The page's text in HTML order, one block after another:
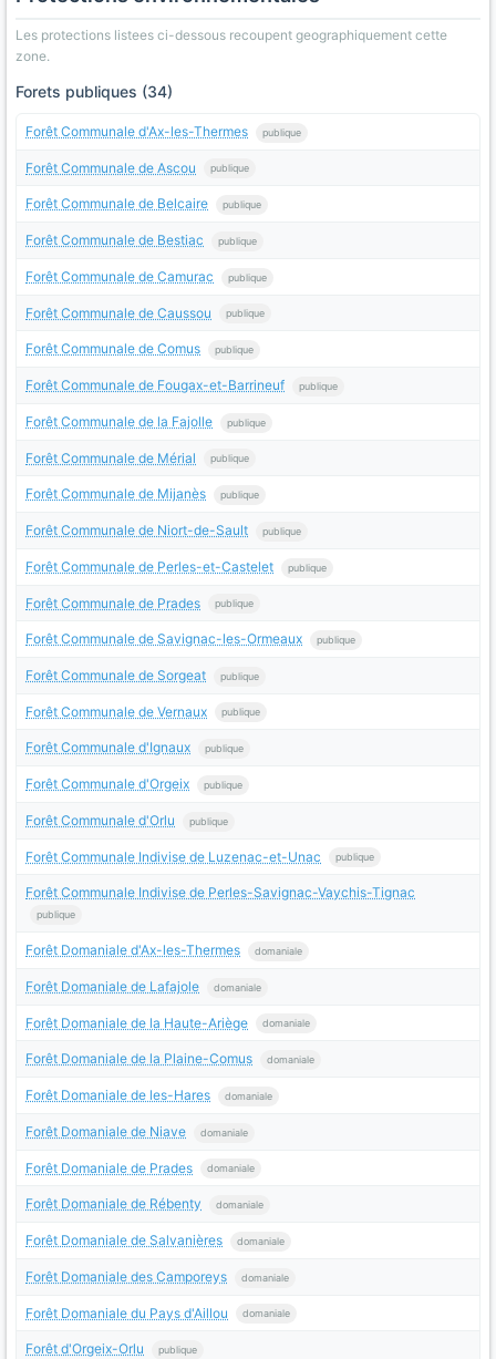
Les protections listees ci-dessous recoupent geographiquement cette
zone.
Forets publiques (34)
Forêt Communale d'Ax-les-Thermes publique
Forêt Communale de Ascou publique
Forêt Communale de Belcaire publique
Forêt Communale de Bestiac publique
Forêt Communale de Camurac publique
Forêt Communale de Caussou publique
Forêt Communale de Comus publique
Forêt Communale de Fougax-et-Barrineuf publique
Forêt Communale de la Fajolle publique
Forêt Communale de Mérial publique
Forêt Communale de Mijanès publique
Forêt Communale de Niort-de-Sault publique
Forêt Communale de Perles-et-Castelet publique
Forêt Communale de Prades publique
Forêt Communale de Savignac-les-Ormeaux publique
Forêt Communale de Sorgeat publique
Forêt Communale de Vernaux publique
Forêt Communale d'Ignaux publique
Forêt Communale d'Orgeix publique
Forêt Communale d'Orlu publique
Forêt Communale Indivise de Luzenac-et-Unac publique
Forêt Communale Indivise de Perles-Savignac-Vaychis-Tignac
publique
Forêt Domaniale d'Ax-les-Thermes domaniale
Forêt Domaniale de Lafajole domaniale
Forêt Domaniale de la Haute-Ariège domaniale
Forêt Domaniale de la Plaine-Comus domaniale
Forêt Domaniale de les-Hares domaniale
Forêt Domaniale de Niave domaniale
Forêt Domaniale de Prades domaniale
Forêt Domaniale de Rébenty domaniale
Forêt Domaniale de Salvanières domaniale
Forêt Domaniale des Camporeys domaniale
Forêt Domaniale du Pays d'Aillou domaniale
Forêt d'Orgeix-Orlu publique